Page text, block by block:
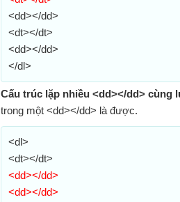
<dd></dd>
<dt></dt>
<dd></dd>
</dl>
Cấu trúc lặp nhiều <dd></dd> cùng
trong một <dd></dd> là được.
<dl>
<dt></dt>
<dd></dd>
<dd></dd>